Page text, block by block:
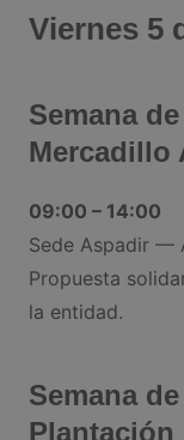
Viernes 5
Semana
Mercadillo
09:00 – 14:00
Sede Aspadir —
Propuesta
la entidad.
Semana
Plantación